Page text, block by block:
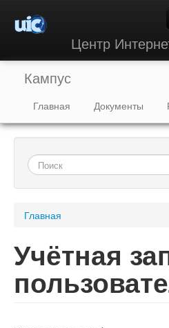
Центр
ELiS
Файлы
Кампус
Главная Документы
Главная
Учётная